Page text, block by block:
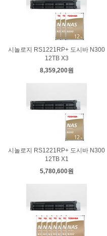
시놀로지 RS1221RP+ 도시바 N300
12TB X3
8,359,200원
시놀로지 RS1221RP+ 도시바 N300
12TB X1
5,780,600원